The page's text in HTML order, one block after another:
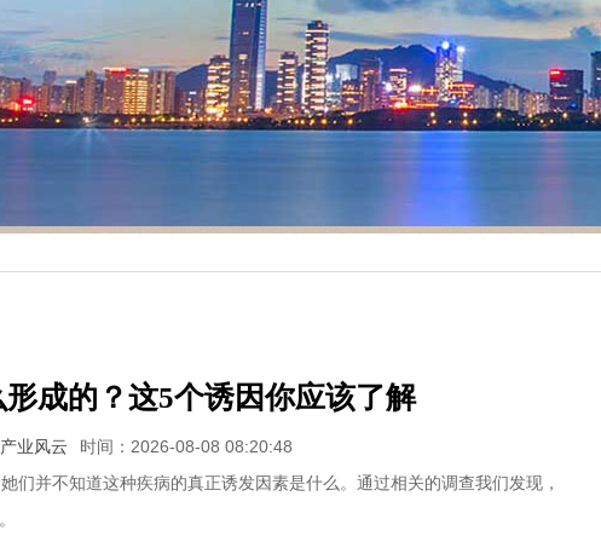
形成的？这5个诱因你应该了解
产业风云
时间：2026-08-08 08:20:48
并不知道这种疾病的真正诱发因素是什么。通过相关的调查我们发现，